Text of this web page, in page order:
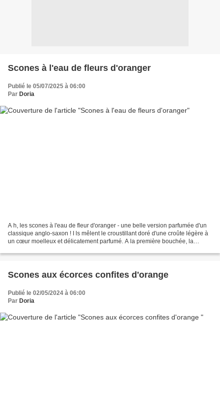
Scones à l'eau de fleurs d'oranger
Publié le 05/07/2025 à 06:00
Par Doria
A h, les scones à l'eau de fleur d'oranger - une belle version parfumée d'un
classique anglo-saxon ! I ls mêlent le croustillant doré d'une croûte légère à
un cœur moelleux et délicatement parfumé. A la première bouchée, la
Scones aux écorces confites d'orange
Publié le 02/05/2024 à 06:00
Par Doria